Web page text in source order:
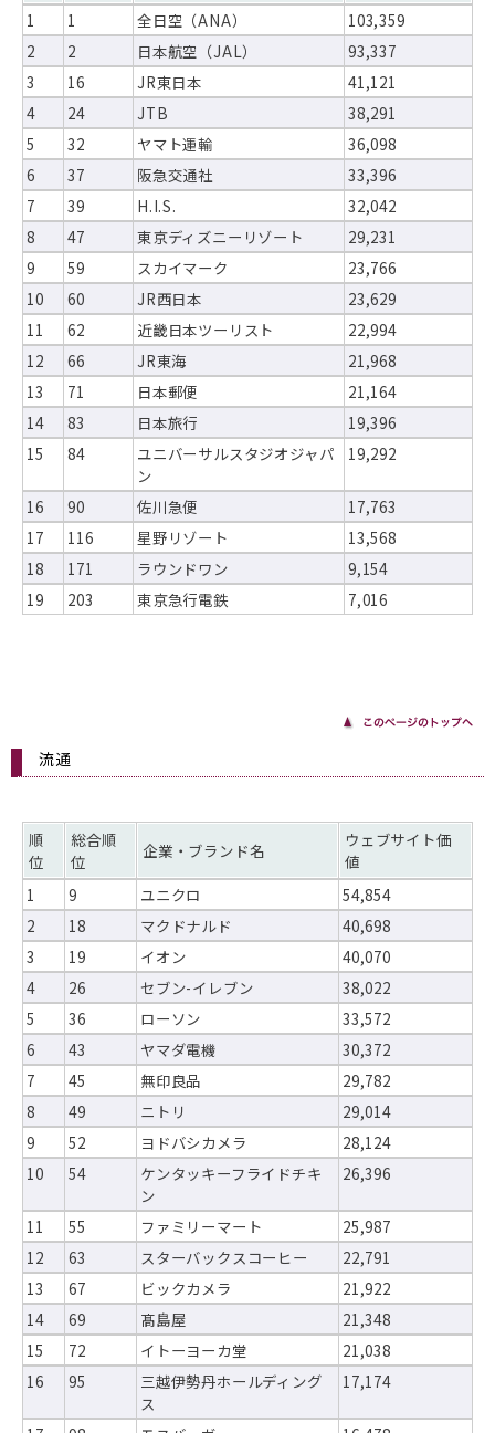
1
1 全日空（ANA）
103,359
2
2 日本航空（JAL）
93,337
3
16 JR東日本
41,121
4
24 JTB
38,291
5
32 ヤマト運輸
36,098
6
37 阪急交通社
33,396
7
39 H.I.S.
32,042
8
47 東京ディズニーリゾート
29,231
9
59 スカイマーク
23,766
10
60 JR西日本
23,629
11
62 近畿日本ツーリスト
22,994
12
66 JR東海
21,968
13
71 日本郵便
21,164
14
83 日本旅行
19,396
15
84
ユニバーサルスタジオジャパ
ン
19,292
16 90 佐川急便
17,763
17
116 星野リゾート
13,568
18
171 ラウンドワン
9,154
19
203 東京急行電鉄 7,016
流通
順
位
総合順
位
企業・ブランド名
ウェブサイト価
値
1
9 ユニクロ
54,854
2
18 マクドナルド
40,698
3
19 イオン
40,070
4
26 セブン-イレブン
38,022
5
36 ローソン
33,572
6
43 ヤマダ電機
30,372
7
45 無印良品
29,782
8
49 ニトリ
29,014
9
52 ヨドバシカメラ
28,124
10
54
ケンタッキーフライドチキ
ン
26,396
11 55 ファミリーマート
25,987
12
63 スターバックスコーヒー
22,791
13
67 ビックカメラ
21,922
14
69 髙島屋
21,348
15
72 イトーヨーカ堂
21,038
16
95
三越伊勢丹ホールディング
ス
17,174